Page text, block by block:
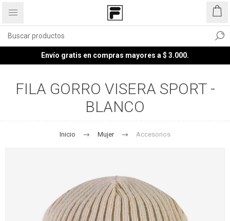
Envío gratis en compras mayores a $ 3.000.
FILA GORRO VISERA SPORT -
BLANCO
Inicio Mujer Accesorios